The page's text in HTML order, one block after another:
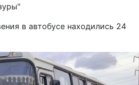
в автобусе находились 24